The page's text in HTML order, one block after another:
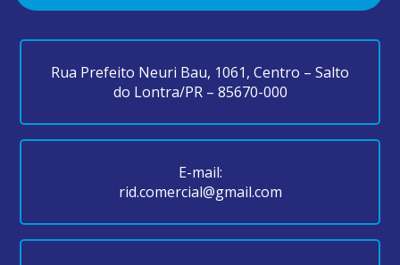
Rua Prefeito Neuri Bau, 1061, Centro – Salto
do Lontra/PR – 85670-000
E-mail:
rid.comercial@gmail.com